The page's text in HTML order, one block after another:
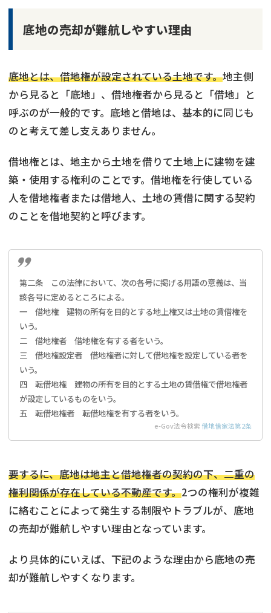
底地の売却が難航しやすい理由
底地とは、借地権が設定されている土地です。地主側
から見ると「底地」、借地権者から見ると「借地」と
呼ぶのが一般的です。底地と借地は、基本的に同じも
のと考えて差し支えありません。
借地権とは、地主から土地を借りて土地上に建物を建
築・使用する権利のことです。借地権を行使している
人を借地権者または借地人、土地の賃借に関する契約
のことを借地契約と呼びます。
第二条 この法律において、次の各号に掲げる用語の意義は、当
該各号に定めるところによる。
一 借地権 建物の所有を目的とする地上権又は土地の賃借権を
いう。
二 借地権者 借地権を有する者をいう。
三 借地権設定者 借地権者に対して借地権を設定している者を
いう。
四 転借地権 建物の所有を目的とする土地の賃借権で借地権者
が設定しているものをいう。
五 転借地権者 転借地権を有する者をいう。
e-Gov法令検索 借地借家法第2条
要するに、底地は地主と借地権者の契約の下、二重の
権利関係が存在している不動産です。2つの権利が複雑
に絡むことによって発生する制限やトラブルが、底地
の売却が難航しやすい理由となっています。
より具体的にいえば、下記のような理由から底地の売
却が難航しやすくなります。